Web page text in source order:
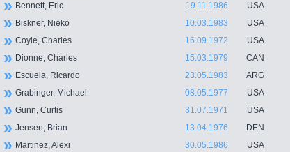
Bennett, Eric
19.11.1986
USA
Biskner, Nieko
10.03.1983
USA
Coyle, Charles
16.09.1972
USA
Dionne, Charles
15.03.1979
CAN
Escuela, Ricardo
23.05.1983
ARG
Grabinger, Michael
08.05.1977
USA
Gunn, Curtis
31.07.1971
USA
Jensen, Brian
13.04.1976
DEN
Martinez, Alexi
30.05.1986
USA
Facebook
Twitter
Newsletter: